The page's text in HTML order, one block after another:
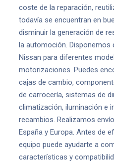
coste de la reparación,
todavía se encuentran en
disminuir la generación de
la automoción. Disponemos
Nissan para diferentes
motorizaciones. Puedes
cajas de cambio,
de carrocería, sistemas de
climatización, iluminación e
recambios. Realizamos
España y Europa. Antes de
equipo puede ayudarte a
características y